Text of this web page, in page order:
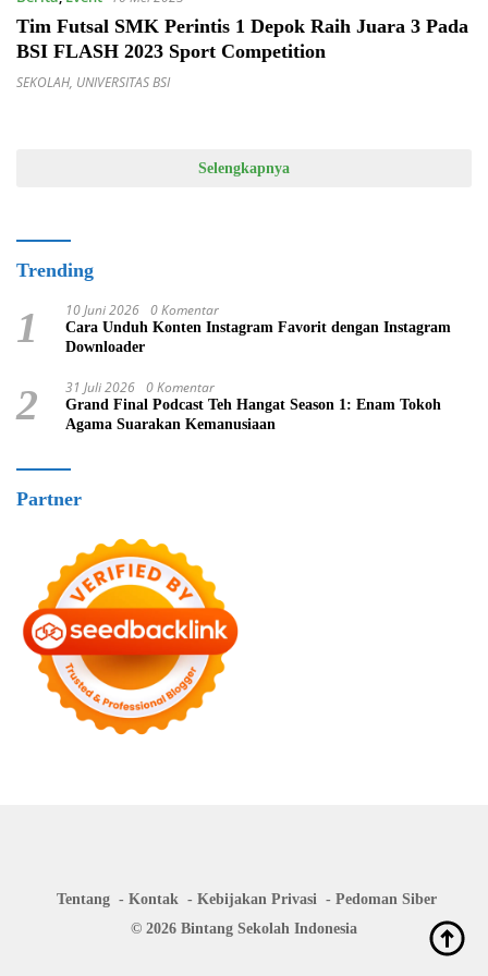
Tim Futsal SMK Perintis 1 Depok Raih Juara 3 Pada
BSI FLASH 2023 Sport Competition
SEKOLAH, UNIVERSITAS BSI
Selengkapnya
Trending
1 10 Juni 2026 0 Komentar
Cara Unduh Konten Instagram Favorit dengan Instagram
Downloader
2 31 Juli 2026 0 Komentar
Grand Final Podcast Teh Hangat Season 1: Enam Tokoh
Agama Suarakan Kemanusiaan
Partner
Tentang Kontak Kebijakan Privasi
Pedoman Siber
© 2026 Bintang Sekolah Indonesia